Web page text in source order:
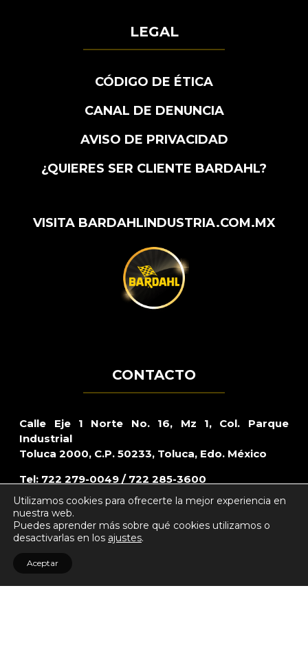
LEGAL
CÓDIGO DE ÉTICA
CANAL DE DENUNCIA
AVISO DE PRIVACIDAD
¿QUIERES SER CLIENTE BARDAHL?
VISITA BARDAHLINDUSTRIA.COM.MX
CONTACTO
Calle Eje 1 Norte No. 16, Mz 1, Col. Parque
Industrial
Toluca 2000, C.P. 50233, Toluca, Edo. México
Tel: 722 279-0049 / 722 285-3600
Lada sin costo: 800 – CARRAZO (2277296)
Mail:webmaster@bardahl.com.mx
Utilizamos cookies para ofrecerte la mejor experiencia en
nuestra web.
Puedes aprender más sobre qué cookies utilizamos o
desactivarlas en los ajustes.
Aceptar